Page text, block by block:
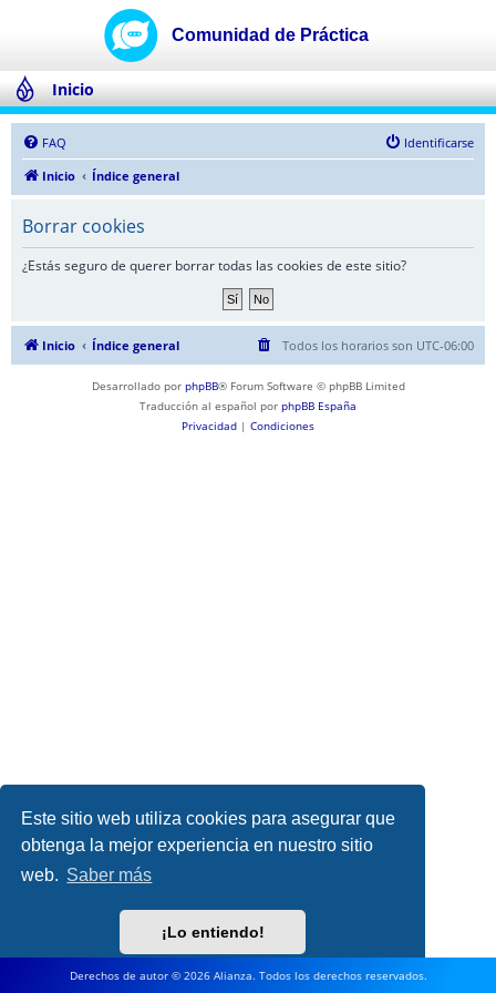
Este sitio web utiliza cookies para asegurar que
obtenga la mejor experiencia en nuestro sitio
web. Saber más
¡Lo entiendo!
Inicio
FAQ
Identificarse
Inicio
Índice general
Borrar cookies
¿Estás seguro de querer borrar todas las cookies de este sitio?
Inicio Índice general Todos los horarios son UTC-06:00
Desarrollado por phpBB® Forum Software © phpBB Limited
Traducción al español por phpBB España
Privacidad | Condiciones
Derechos de autor © 2026 Alianza. Todos los derechos reservados.